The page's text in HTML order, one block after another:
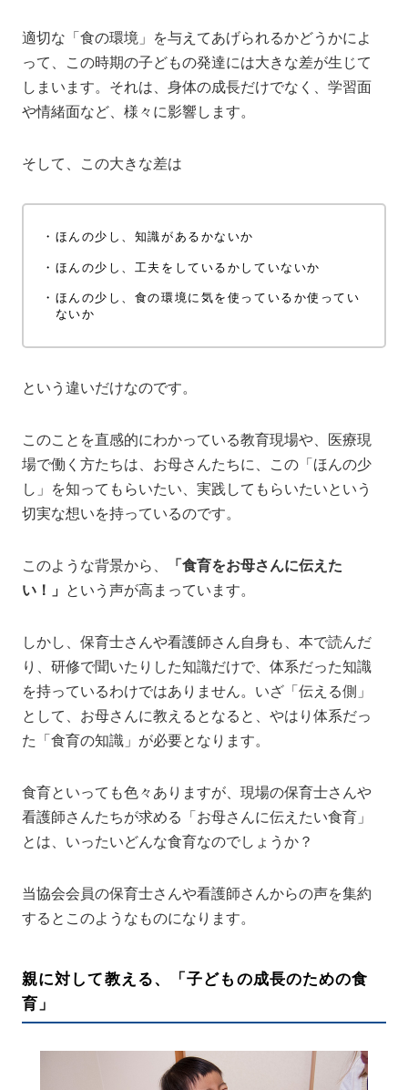
適切な「食の環境」を与えてあげられるかどうかによ
って、この時期の子どもの発達には大きな差が生じて
しまいます。それは、身体の成長だけでなく、学習面
や情緒面など、様々に影響します。
そして、この大きな差は
・ ほんの少し、知識があるかないか
・ ほんの少し、工夫をしているかしていないか
・ ほんの少し、食の環境に気を使っているか使ってい
ないか
という違いだけなのです。
このことを直感的にわかっている教育現場や、医療現
場で働く方たちは、お母さんたちに、この「ほんの少
し」を知ってもらいたい、実践してもらいたいという
切実な想いを持っているのです。
このような背景から、
「食育をお母さんに伝えた
い！」 という声が高まっています。
しかし、保育士さんや看護師さん自身も、本で読んだ
り、研修で聞いたりした知識だけで、体系だった知識
を持っているわけではありません。いざ「伝える側」
として、お母さんに教えるとなると、やはり体系だっ
た「食育の知識」が必要となります。
食育といっても色々ありますが、現場の保育士さんや
看護師さんたちが求める「お母さんに伝えたい食育」
とは、いったいどんな食育なのでしょうか？
当協会会員の保育士さんや看護師さんからの声を集約
するとこのようなものになります。
親に対して教える、「子どもの成長のための食
育」